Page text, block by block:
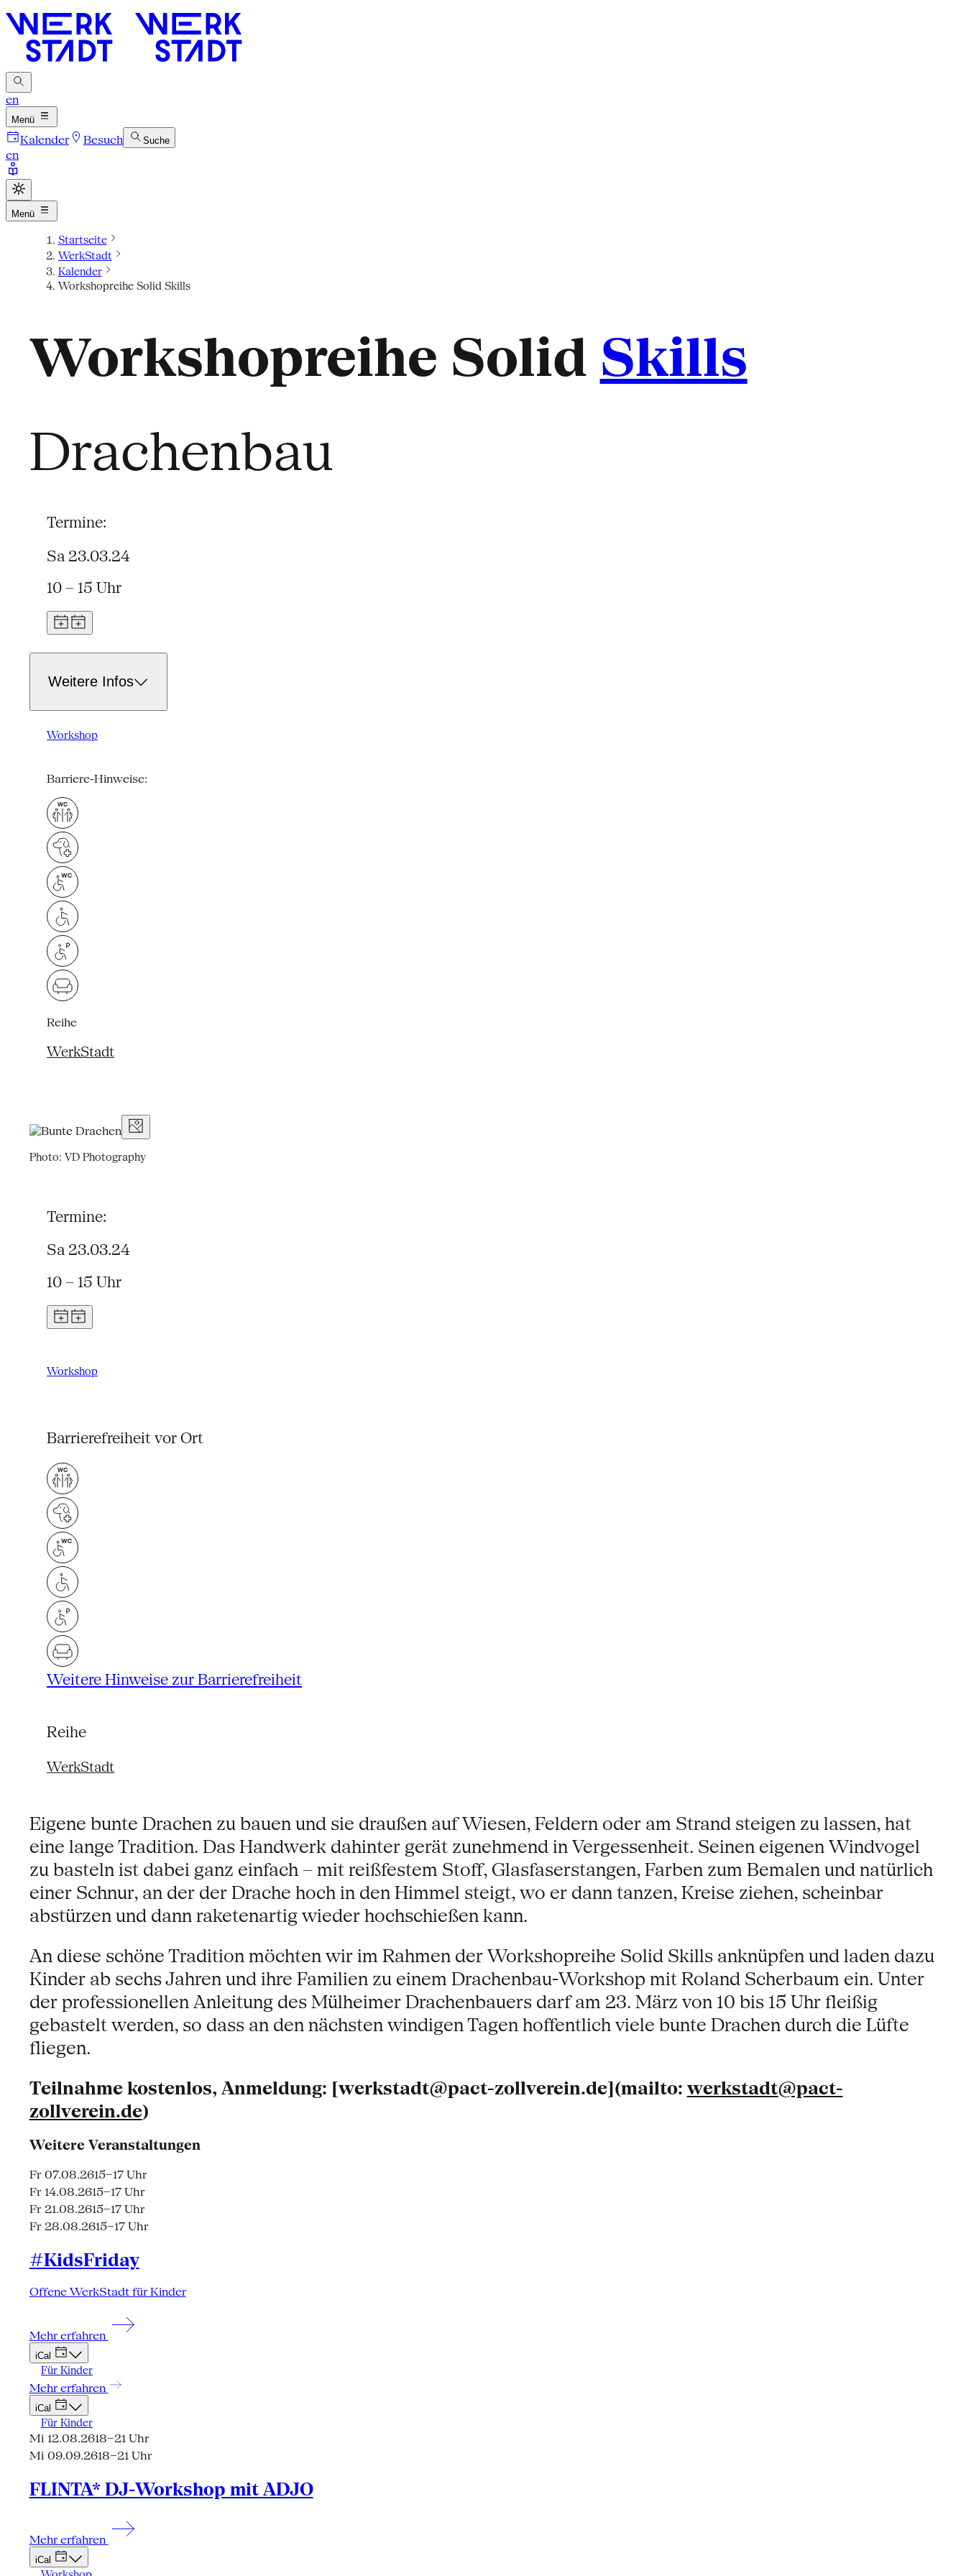
en
Menü
Kalender Besuch Suche
en
Menü
Startseite
WerkStadt
Kalender
Workshopreihe Solid Skills
Workshopreihe Solid Skills
Drachenbau
Termine:
Sa 23.03.24
10 – 15 Uhr
Weitere Infos
Workshop
Barriere-Hinweise:
Reihe
WerkStadt
Photo: VD Photography
Termine:
Sa 23.03.24
10 – 15 Uhr
Workshop
Barrierefreiheit vor Ort
Weitere Hinweise zur Barrierefreiheit
Reihe
WerkStadt
Eigene bunte Drachen zu bauen und sie draußen auf Wiesen, Feldern oder am Strand steigen zu lassen, hat
eine lange Tradition. Das Handwerk dahinter gerät zunehmend in Vergessenheit. Seinen eigenen Windvogel
zu basteln ist dabei ganz einfach – mit reißfestem Stoff, Glasfaserstangen, Farben zum Bemalen und natürlich
einer Schnur, an der der Drache hoch in den Himmel steigt, wo er dann tanzen, Kreise ziehen, scheinbar
abstürzen und dann raketenartig wieder hochschießen kann.
An diese schöne Tradition möchten wir im Rahmen der Workshopreihe Solid Skills anknüpfen und laden dazu
Kinder ab sechs Jahren und ihre Familien zu einem Drachenbau-Workshop mit Roland Scherbaum ein. Unter
der professionellen Anleitung des Mülheimer Drachenbauers darf am 23. März von 10 bis 15 Uhr fleißig
gebastelt werden, so dass an den nächsten windigen Tagen hoffentlich viele bunte Drachen durch die Lüfte
fliegen.
Teilnahme kostenlos, Anmeldung: [werkstadt@pact-zollverein.de](mailto: werkstadt@pact-
zollverein.de)
Weitere Veranstaltungen
Fr 07.08.2615–17 Uhr
Fr 14.08.2615–17 Uhr
Fr 21.08.2615–17 Uhr
Fr 28.08.2615–17 Uhr
#KidsFriday
Offene WerkStadt für Kinder
Mehr erfahren
iCal
Für Kinder
Mehr erfahren
iCal
Für Kinder
Mi 12.08.2618–21 Uhr
Mi 09.09.2618–21 Uhr
FLINTA* DJ-Workshop mit ADJO
Mehr erfahren
iCal